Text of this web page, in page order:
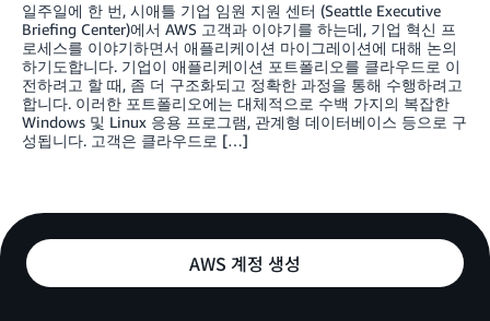
일주일에 한 번, 시애틀 기업 임원 지원 센터 (Seattle Executive
Briefing Center)에서 AWS 고객과 이야기를 하는데, 기업 혁신 프
로세스를 이야기하면서 애플리케이션 마이그레이션에 대해 논의
하기도합니다. 기업이 애플리케이션 포트폴리오를 클라우드로 이
전하려고 할 때, 좀 더 구조화되고 정확한 과정을 통해 수행하려고
합니다. 이러한 포트폴리오에는 대체적으로 수백 가지의 복잡한
Windows 및 Linux 응용 프로그램, 관계형 데이터베이스 등으로 구
성됩니다. 고객은 클라우드로 […]
AWS 계정 생성